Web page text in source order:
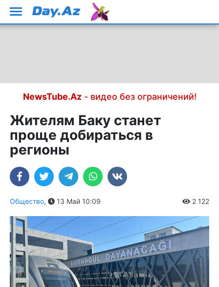
NewsTube.Az- видео без ограничений!
Жителям Баку станет
проще добираться в
регионы
Общество, 13 Май 10:09 2 122